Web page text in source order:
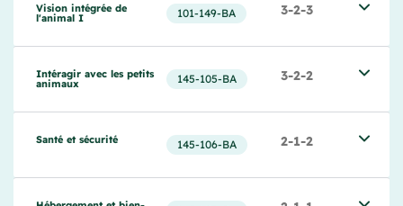
Vision intégrée de
l'animal I 101-149-BA 3-2-3
Intéragir avec les petits
animaux 145-105-BA 3-2-2
Santé et sécurité 145-106-BA 2-1-2